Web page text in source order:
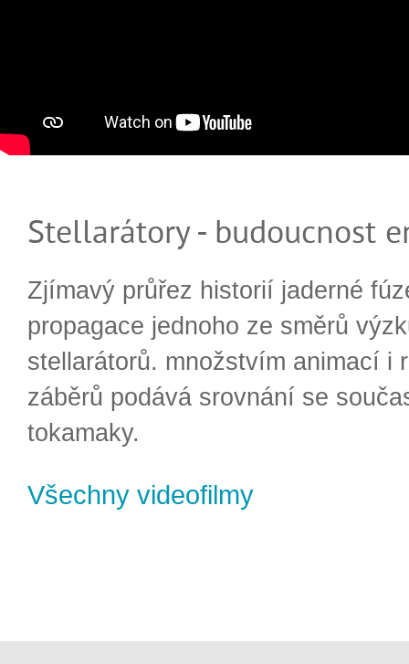
Stellarátory - budoucnost
Zjímavý průřez historií jaderné
propagace jednoho ze směrů
stellarátorů. množstvím animací i
záběrů podává srovnání se
tokamaky.
Všechny videofilmy